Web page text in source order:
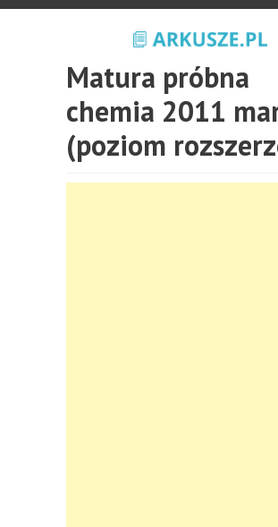
Matura próbna
chemia 2011
(poziom